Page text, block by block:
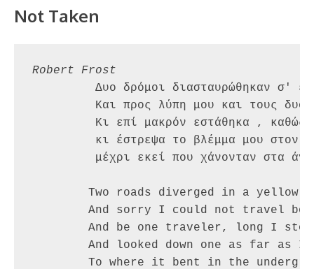
Not Taken
Robert Frost